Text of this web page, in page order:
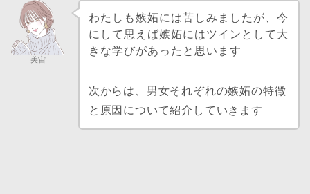
美宙
わたしも嫉妬には苦しみましたが、今
にして思えば嫉妬にはツインとして大
きな学びがあったと思います
次からは、男女それぞれの嫉妬の特徴
と原因について紹介していきます